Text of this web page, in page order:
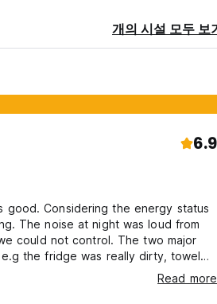
개의 시설 모두 보
6.9
good. Considering the energy status
The noise at night was loud from
could not control. The two major
the fridge was really dirty, towel
there was a cleaning service
were the landlords speaking
Read more